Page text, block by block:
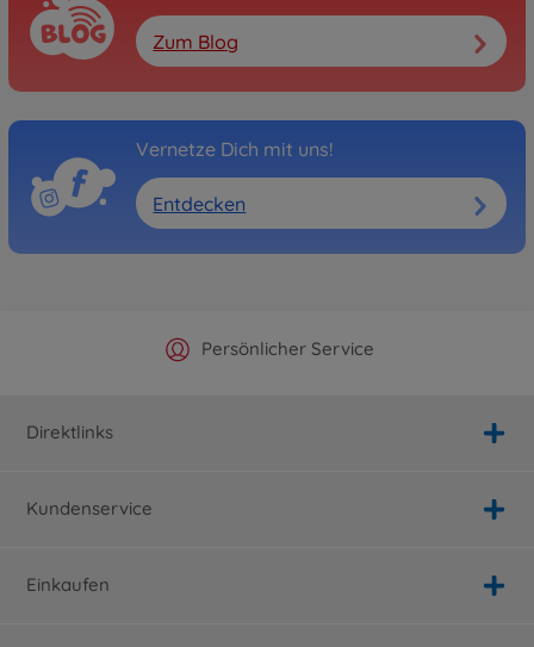
Zum Blog
Vernetze Dich mit uns!
Entdecken
Offizieller Hersteller Shop
Persönlicher Service
Versandkostenfrei ab 25€
Schnelle Lieferung
Direktlinks
Kundenservice
Einkaufen